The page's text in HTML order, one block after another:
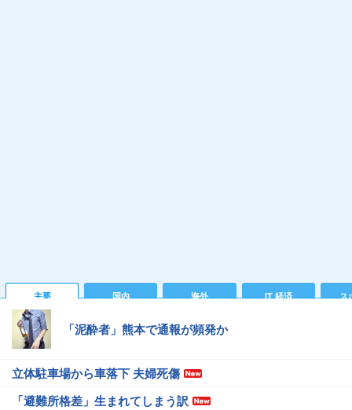
主要 国内 海外 IT 経済 ス
「泥酔者」熊本で通報が頻発か
立体駐車場から車落下 夫婦死傷
「避難所格差」生まれてしまう訳